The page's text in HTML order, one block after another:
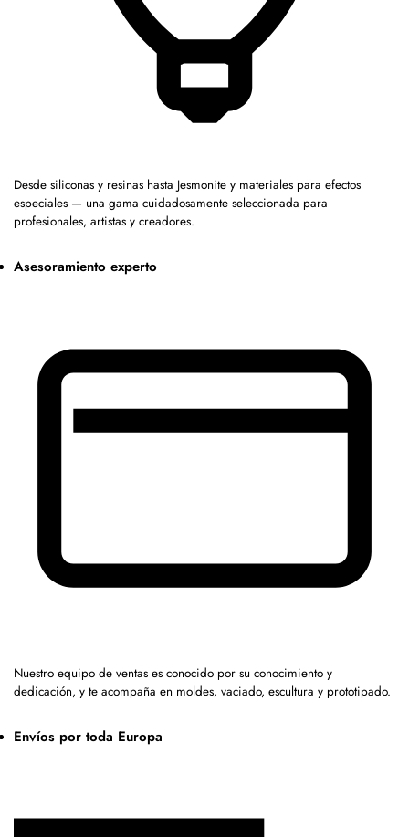
Desde siliconas y resinas hasta Jesmonite y materiales para efectos
especiales — una gama cuidadosamente seleccionada para
profesionales, artistas y creadores.
Asesoramiento experto
Nuestro equipo de ventas es conocido por su conocimiento y
dedicación, y te acompaña en moldes, vaciado, escultura y prototipado.
Envíos por toda Europa